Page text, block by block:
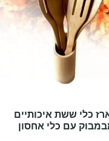
כלי ששת איכותיים
עם כלי אחסון